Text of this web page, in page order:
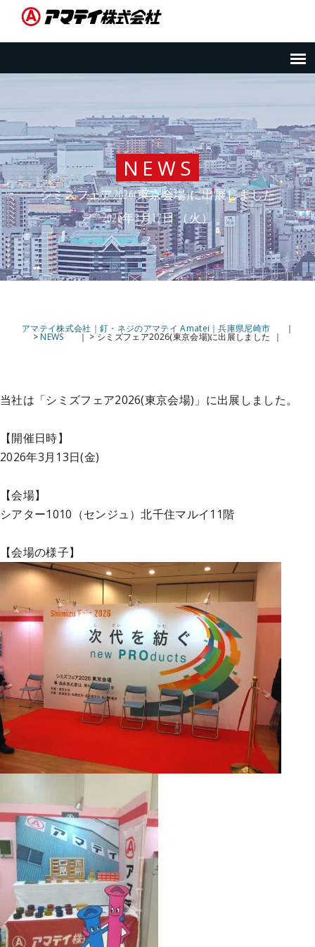
NEWS
シミズフェア2026(東京会場)に出展しました
2026年3月17日 （火）
アマテイ株式会社｜釘・ネジのアマテイ Amatei｜兵庫県尼崎市
> NEWS >シミズフェア2026(東京会場)に出展しました
当社は「シミズフェア2026(東京会場)」に出展しました。
【開催日時】
2026年3月13日(金)
【会場】
シアター1010（センジュ）北千住マルイ11階
【会場の様子】